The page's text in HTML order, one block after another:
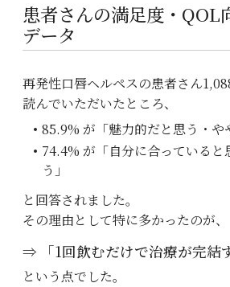
患者さんの満足度・QOL
データ
再発性口唇ヘルペスの患者さん
読んでいただいたところ、
85.9% が「魅力的だと思う・や
74.4% が「自分に合っていると
う」
と回答されました。
その理由として特に多かったのが、
⇒ 「1回飲むだけで治療が完結
という点でした。